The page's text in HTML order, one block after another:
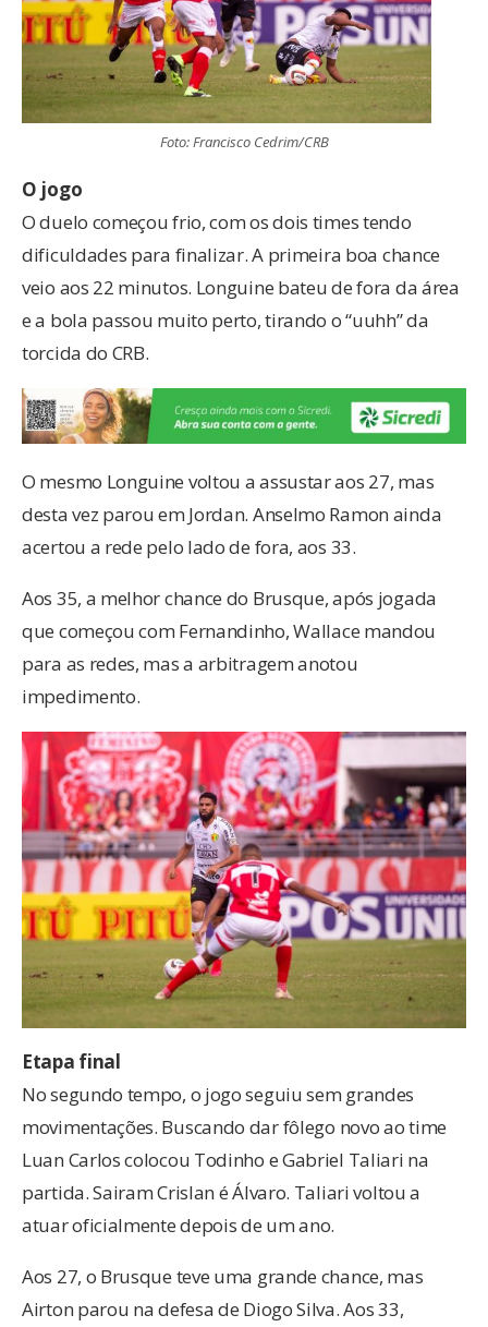
Foto: Francisco Cedrim/CRB
O jogo
O duelo começou frio, com os dois times tendo
dificuldades para finalizar. A primeira boa chance
veio aos 22 minutos. Longuine bateu de fora da área
e a bola passou muito perto, tirando o “uuhh” da
torcida do CRB.
O mesmo Longuine voltou a assustar aos 27, mas
desta vez parou em Jordan. Anselmo Ramon ainda
acertou a rede pelo lado de fora, aos 33.
Aos 35, a melhor chance do Brusque, após jogada
que começou com Fernandinho, Wallace mandou
para as redes, mas a arbitragem anotou
impedimento.
Etapa final
No segundo tempo, o jogo seguiu sem grandes
movimentações. Buscando dar fôlego novo ao time
Luan Carlos colocou Todinho e Gabriel Taliari na
partida. Sairam Crislan é Álvaro. Taliari voltou a
atuar oficialmente depois de um ano.
Aos 27, o Brusque teve uma grande chance, mas
Airton parou na defesa de Diogo Silva. Aos 33,